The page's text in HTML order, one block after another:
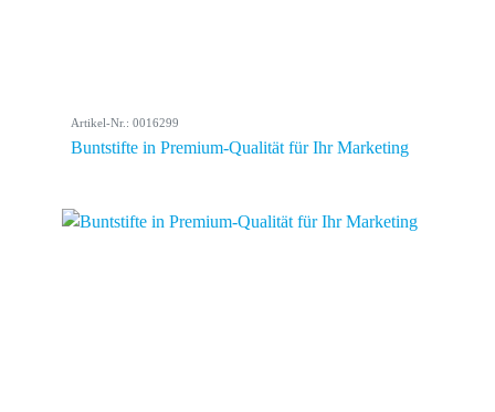
Artikel-Nr.: 0016299
Buntstifte in Premium-Qualität für Ihr Marketing